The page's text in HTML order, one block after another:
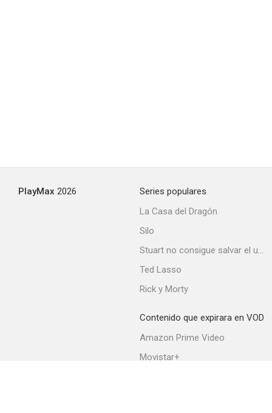
PlayMax 2026
Series populares
La Casa del Dragón
Silo
Stuart no consigue salvar el universo
Ted Lasso
Rick y Morty
Contenido que expirara en VOD
Amazon Prime Video
Movistar+